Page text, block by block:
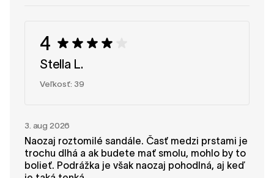
4
Stella L.
Veľkosť: 39
3. aug 2026
Naozaj roztomilé sandále. Časť medzi prstami je
trochu dlhá a ak budete mať smolu, mohlo by to
bolieť. Podrážka je však naozaj pohodlná, aj keď